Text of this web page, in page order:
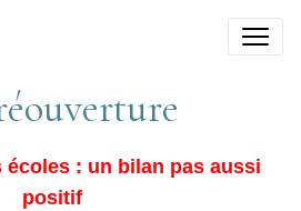
écoles : un bilan pas aussi
positif